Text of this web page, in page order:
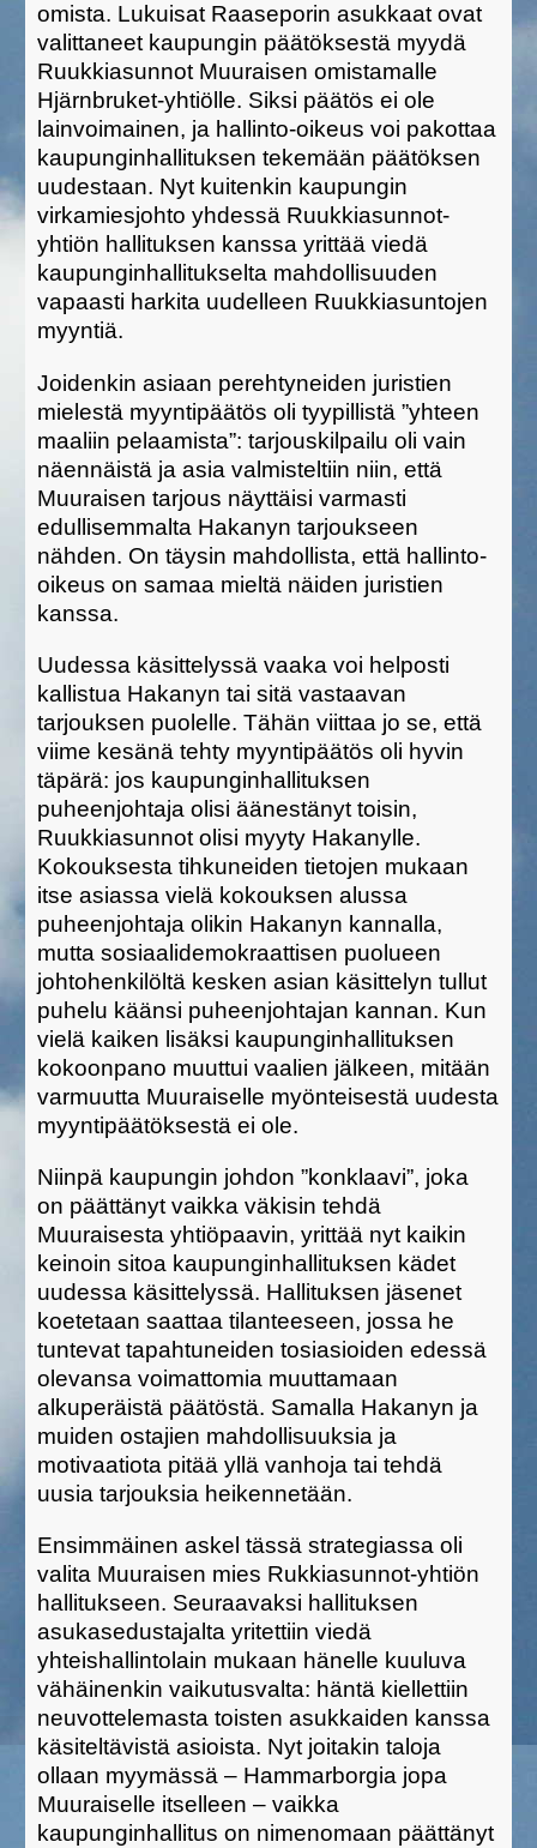
omista. Lukuisat Raaseporin asukkaat ovat
valittaneet kaupungin päätöksestä myydä
Ruukkiasunnot Muuraisen omistamalle
Hjärnbruket-yhtiölle. Siksi päätös ei ole
lainvoimainen, ja hallinto-oikeus voi pakottaa
kaupunginhallituksen tekemään päätöksen
uudestaan. Nyt kuitenkin kaupungin
virkamiesjohto yhdessä Ruukkiasunnot-
yhtiön hallituksen kanssa yrittää viedä
kaupunginhallitukselta mahdollisuuden
vapaasti harkita uudelleen Ruukkiasuntojen
myyntiä.
Joidenkin asiaan perehtyneiden juristien
mielestä myyntipäätös oli tyypillistä ”yhteen
maaliin pelaamista”: tarjouskilpailu oli vain
näennäistä ja asia valmisteltiin niin, että
Muuraisen tarjous näyttäisi varmasti
edullisemmalta Hakanyn tarjoukseen
nähden. On täysin mahdollista, että hallinto-
oikeus on samaa mieltä näiden juristien
kanssa.
Uudessa käsittelyssä vaaka voi helposti
kallistua Hakanyn tai sitä vastaavan
tarjouksen puolelle. Tähän viittaa jo se, että
viime kesänä tehty myyntipäätös oli hyvin
täpärä: jos kaupunginhallituksen
puheenjohtaja olisi äänestänyt toisin,
Ruukkiasunnot olisi myyty Hakanylle.
Kokouksesta tihkuneiden tietojen mukaan
itse asiassa vielä kokouksen alussa
puheenjohtaja olikin Hakanyn kannalla,
mutta sosiaalidemokraattisen puolueen
johtohenkilöltä kesken asian käsittelyn tullut
puhelu käänsi puheenjohtajan kannan. Kun
vielä kaiken lisäksi kaupunginhallituksen
kokoonpano muuttui vaalien jälkeen, mitään
varmuutta Muuraiselle myönteisestä uudesta
myyntipäätöksestä ei ole.
Niinpä kaupungin johdon ”konklaavi”, joka
on päättänyt vaikka väkisin tehdä
Muuraisesta yhtiöpaavin, yrittää nyt kaikin
keinoin sitoa kaupunginhallituksen kädet
uudessa käsittelyssä. Hallituksen jäsenet
koetetaan saattaa tilanteeseen, jossa he
tuntevat tapahtuneiden tosiasioiden edessä
olevansa voimattomia muuttamaan
alkuperäistä päätöstä. Samalla Hakanyn ja
muiden ostajien mahdollisuuksia ja
motivaatiota pitää yllä vanhoja tai tehdä
uusia tarjouksia heikennetään.
Ensimmäinen askel tässä strategiassa oli
valita Muuraisen mies Rukkiasunnot-yhtiön
hallitukseen. Seuraavaksi hallituksen
asukasedustajalta yritettiin viedä
yhteishallintolain mukaan hänelle kuuluva
vähäinenkin vaikutusvalta: häntä kiellettiin
neuvottelemasta toisten asukkaiden kanssa
käsiteltävistä asioista. Nyt joitakin taloja
ollaan myymässä – Hammarborgia jopa
Muuraiselle itselleen – vaikka
kaupunginhallitus on nimenomaan päättänyt